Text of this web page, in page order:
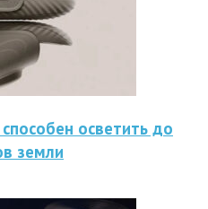
осветить до
земли